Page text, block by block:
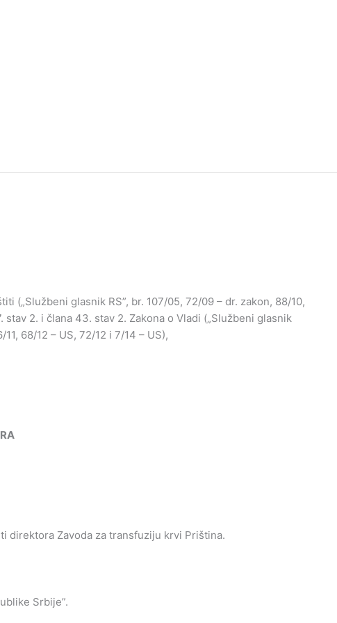
(„Službeni glasnik RS”, br. 107/05, 72/09 – dr. zakon, 88/10,
stav 2. i člana 43. stav 2. Zakona o Vladi („Službeni glasnik
68/12 – US, 72/12 i 7/14 – US),
direktora Zavoda za transfuziju krvi Priština.
Srbije”.